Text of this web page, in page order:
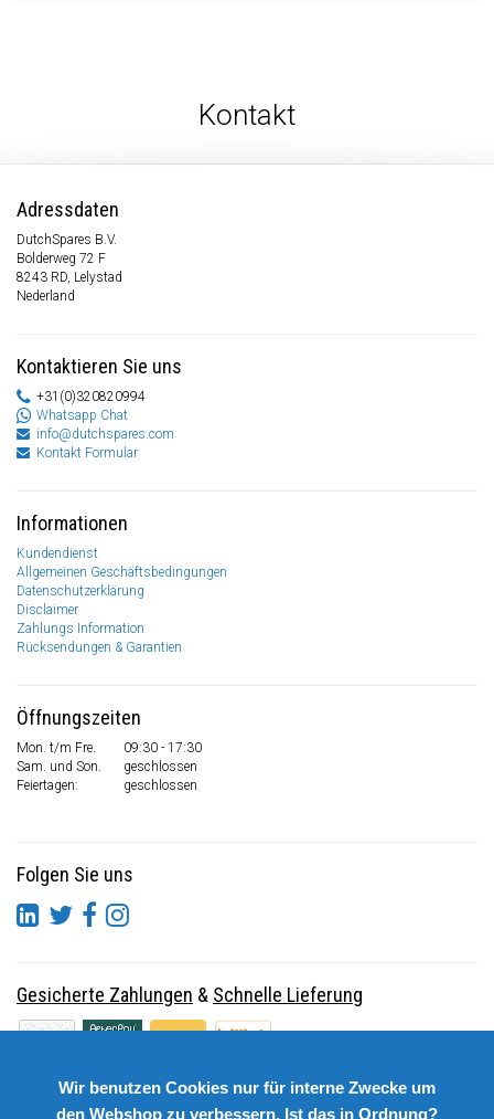
Kontakt
Adressdaten
DutchSpares B.V.
Bolderweg 72 F
8243 RD, Lelystad
Nederland
Kontaktieren Sie uns
+31(0)320820994
Whatsapp Chat
info@dutchspares.com
Kontakt Formular
Informationen
Kundendienst
Allgemeinen Geschäftsbedingungen
Datenschutzerklärung
Disclaimer
Zahlungs Information
Rücksendungen & Garantien
Öffnungszeiten
Mon. t/m Fre.
09:30 - 17:30
Sam. und Son.
geschlossen
Feiertagen:
geschlossen
Folgen Sie uns
Gesicherte Zahlungen & Schnelle Lieferung
Wir benutzen Cookies nur für interne Zwecke um
den Webshop zu verbessern. Ist das in Ordnung?